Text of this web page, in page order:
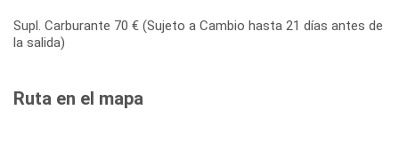
Supl. Carburante 70 € (Sujeto a Cambio hasta 21 días antes de
la salida)
Ruta en el mapa